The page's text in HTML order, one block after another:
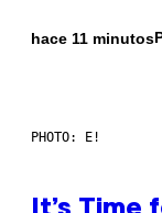
hace 11 minutos
PHOTO: E!